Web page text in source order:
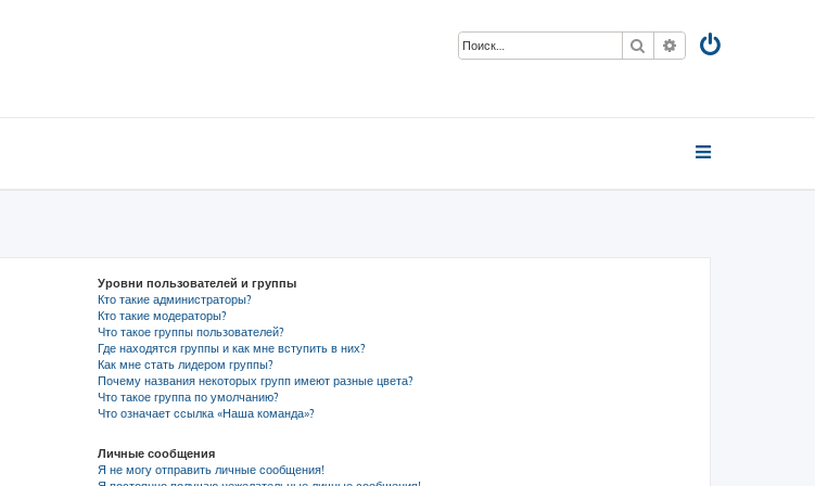
Поиск Расширенный
Уровни пользователей и группы
Кто такие администраторы?
Кто такие модераторы?
Что такое группы пользователей?
Где находятся группы и как мне вступить в них?
Как мне стать лидером группы?
Почему названия некоторых групп имеют разные цвета?
Что такое группа по умолчанию?
Что означает ссылка «Наша команда»?
Личные сообщения
Я не могу отправить личные сообщения!